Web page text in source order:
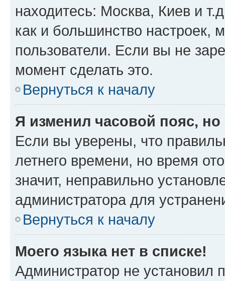
находитесь: Москва, Киев и
как и большинство настроек,
пользователи. Если вы не
момент сделать это.
Вернуться к началу
Я изменил часовой пояс,
Если вы уверены, что
летнего времени, но время
значит, неправильно
администратора для
Вернуться к началу
Моего языка нет в списке!
Администратор не установил